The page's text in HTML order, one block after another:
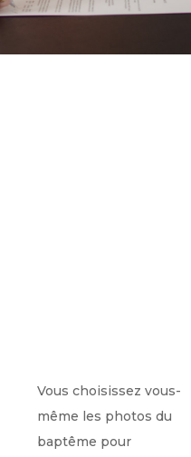
Vous choisissez vous-
même les photos du
baptême pour